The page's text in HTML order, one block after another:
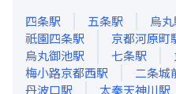
四条駅 五条駅 烏丸
祇園四条駅 京都河原町
烏丸御池駅 七条駅
梅小路京都西駅 二条城
丹波口駅 太秦天神川駅